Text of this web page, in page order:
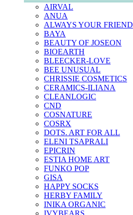
AIRVAL
ANUA
ALWAYS YOUR FRIEND
BAYA
BEAUTY OF JOSEON
BIOEARTH
BLEECKER-LOVE
BEE UNUSUAL
CHRISSIE COSMETICS
CERAMICS-ILIANA
CLEANLOGIC
CND
COSNATURE
COSRX
DOTS. ART FOR ALL
ELENI TSAPRALI
EPICRIN
ESTIA HOME ART
FUNKO POP
GISA
HAPPY SOCKS
HERBY FAMILY
INIKA ORGANIC
IVYBEARS